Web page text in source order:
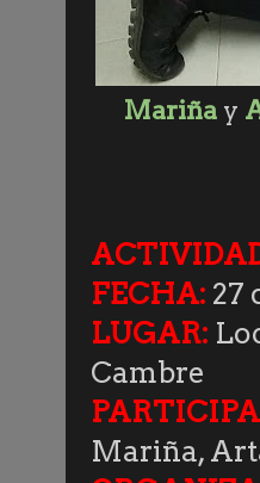
Mariñay
FECHA: 27
LUGAR:
Cambre
Mariña,